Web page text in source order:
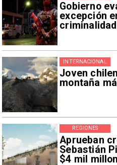
Gobierno
excepción
criminalidad
Joven
montaña
INTERNACIONAL
Aprueban
Sebastián
$4 mil
REGIONES